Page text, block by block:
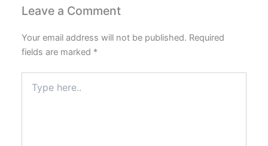
o
-
f
r
i
-
i
n
Leave a Comment
Your email address will not be published. Required
fields are marked *
here..